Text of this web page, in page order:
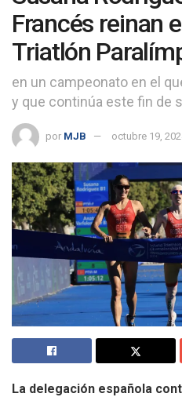
Francés reinan
Triatlón
en un campeonato en el
y que continúa este fin de
por MJB octubre 19,
La delegación española